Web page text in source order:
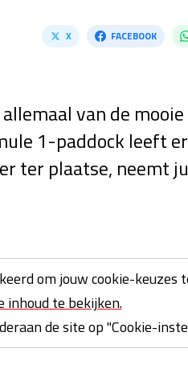
X FACEBOOK
van de
1-paddock leeft
ter plaatse, neemt
om jouw cookie-keuzes
inhoud te bekijken.
de site op "Cookie-